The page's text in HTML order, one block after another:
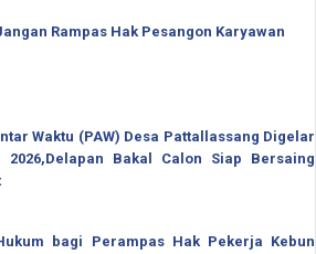
Rampas Hak Pesangon Karyawan
Waktu (PAW) Desa Pattallassang Digelar
2026,Delapan Bakal Calon Siap Bersaing
bagi Perampas Hak Pekerja Kebun